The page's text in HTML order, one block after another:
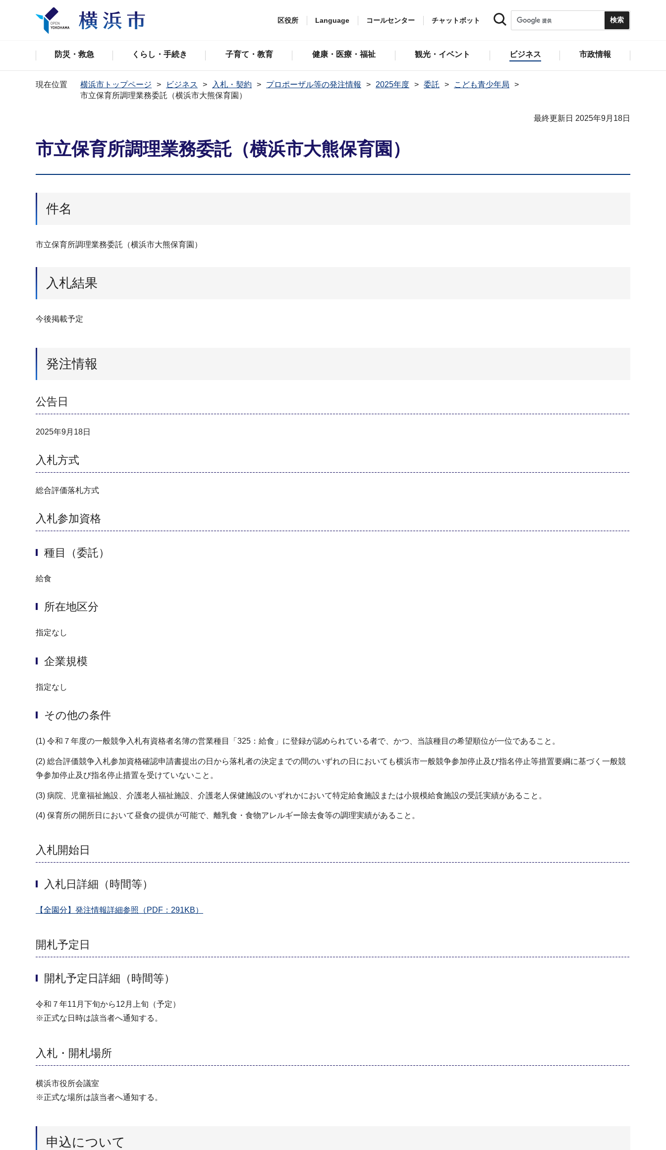
区役所 Language コールセンター チャットボット
防災・救急 くらし・手続き 子育て・教育 健康・医療・福祉 観光・イベント ビジネス 市政情報
現在位置 横浜市トップページ ビジネス 入札・契約 プロポーザル等の発注情報 2025年度 委託
こども青少年局
市立保育所調理業務委託（横浜市大熊保育園）
最終更新日 2025年9月18日
市立保育所調理業務委託（横浜市大熊保育園）
件名
市立保育所調理業務委託（横浜市大熊保育園）
入札結果
今後掲載予定
発注情報
公告日
2025年9月18日
入札方式
総合評価落札方式
入札参加資格
種目（委託）
給食
所在地区分
指定なし
企業規模
指定なし
その他の条件
(1) 令和７年度の一般競争入札有資格者名簿の営業種目「325：給食」に登録が認められている者で、かつ、当該種目の希望順位が一位であること。
(2) 総合評価競争入札参加資格確認申請書提出の日から落札者の決定までの間のいずれの日においても横浜市一般競争参加停止及び指名停止等措置要綱に基づく一般競
争参加停止及び指名停止措置を受けていないこと。
(3) 病院、児童福祉施設、介護老人福祉施設、介護老人保健施設のいずれかにおいて特定給食施設または小規模給食施設の受託実績があること。
(4) 保育所の開所日において昼食の提供が可能で、離乳食・食物アレルギー除去食等の調理実績があること。
入札開始日
入札日詳細（時間等）
【全園分】発注情報詳細参照（PDF：291KB）
開札予定日
開札予定日詳細（時間等）
令和７年11月下旬から12月上旬（予定）
※正式な日時は該当者へ通知する。
入札・開札場所
横浜市役所会議室
※正式な場所は該当者へ通知する。
申込について